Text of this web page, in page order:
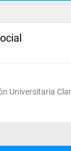
Universitaria